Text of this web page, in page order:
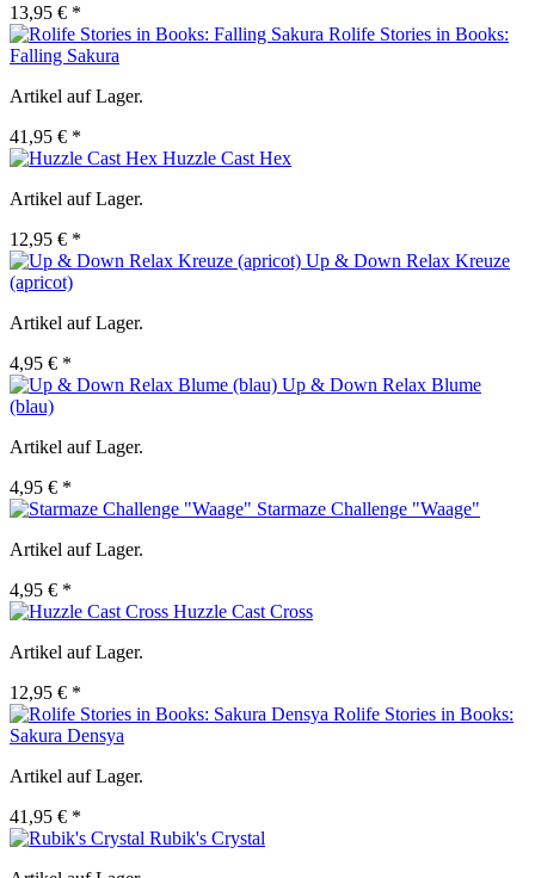
13,95 € *
Rolife Stories in Books:
Falling Sakura
Artikel auf Lager.
41,95 € *
Huzzle Cast Hex
Artikel auf Lager.
12,95 € *
Up & Down Relax Kreuze
(apricot)
Artikel auf Lager.
4,95 € *
Up & Down Relax Blume
(blau)
Artikel auf Lager.
4,95 € *
Starmaze Challenge "Waage"
Artikel auf Lager.
4,95 € *
Huzzle Cast Cross
Artikel auf Lager.
12,95 € *
Rolife Stories in Books:
Sakura Densya
Artikel auf Lager.
41,95 € *
Rubik's Crystal